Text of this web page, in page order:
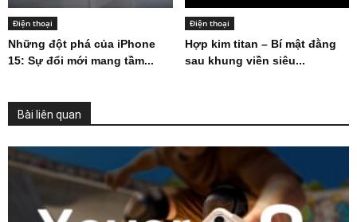
Điện thoại
Những đột phá của iPhone
15: Sự đổi mới mang tầm...
Điện thoại
Hợp kim titan – Bí mật đằng
sau khung viền siêu...
Bài liên quan